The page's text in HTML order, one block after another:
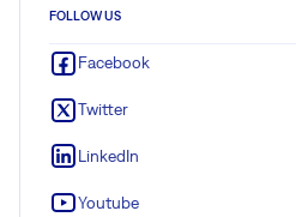
FOLLOW US
Facebook
Twitter
LinkedIn
Youtube